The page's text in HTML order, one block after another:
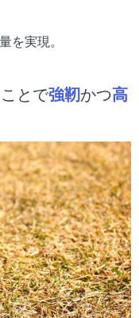
を実現。
とで強靭かつ高